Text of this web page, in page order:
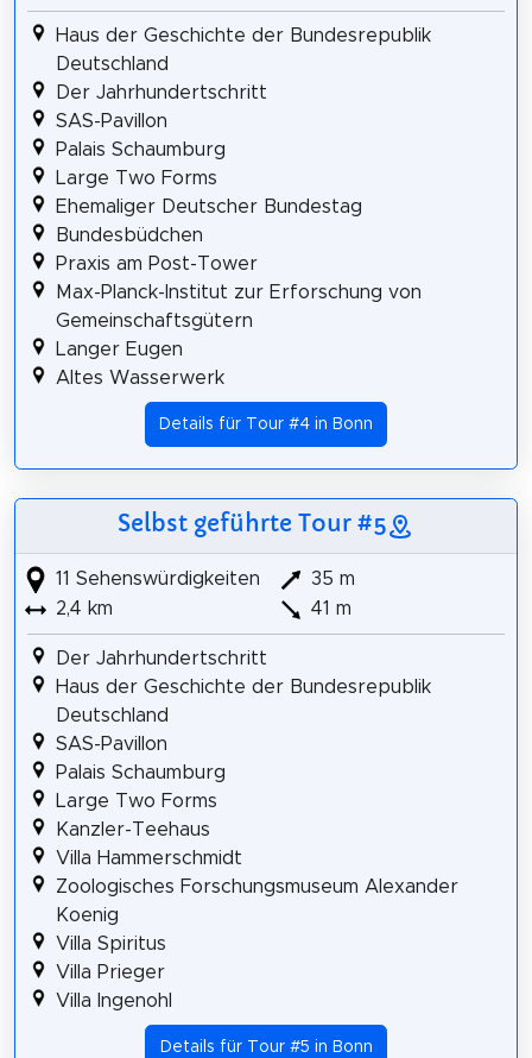
Haus der Geschichte der Bundesrepublik
Deutschland
Der Jahrhundertschritt
SAS-Pavillon
Palais Schaumburg
Large Two Forms
Ehemaliger Deutscher Bundestag
Bundesbüdchen
Praxis am Post-Tower
Max-Planck-Institut zur Erforschung von
Gemeinschaftsgütern
Langer Eugen
Altes Wasserwerk
Details für Tour #4 in Bonn
Selbst geführte Tour #5
11 Sehenswürdigkeiten
2,4 km
35 m
41 m
Der Jahrhundertschritt
Haus der Geschichte der Bundesrepublik
Deutschland
SAS-Pavillon
Palais Schaumburg
Large Two Forms
Kanzler-Teehaus
Villa Hammerschmidt
Zoologisches Forschungsmuseum Alexander
Koenig
Villa Spiritus
Villa Prieger
Villa Ingenohl
Details für Tour #5 in Bonn